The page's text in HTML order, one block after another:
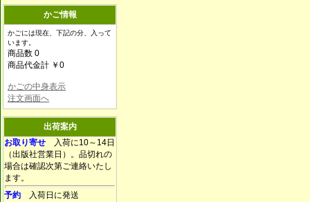
かご情報
かごには現在、下記の分、入って
います。
商品数 0
商品代金計 ￥0
かごの中身表示
注文画面へ
出荷案内
お取り寄せ 入荷に10～14日
（出版社営業日）。品切れの
場合は確認次第ご連絡いたし
ます。
予約 入荷日に発送